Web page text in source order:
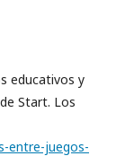
educativos y
Start. Los
entre-juegos-